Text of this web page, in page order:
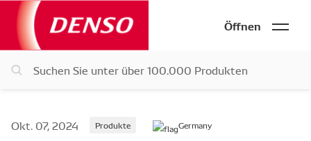
Öffnen
Okt. 07, 2024 Produkte Germany